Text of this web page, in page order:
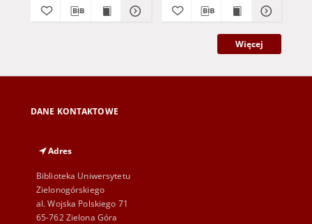
Więcej
DANE KONTAKTOWE
Adres
Biblioteka Uniwersytetu
Zielonogórskiego
al. Wojska Polskiego 71
65-762 Zielona Góra